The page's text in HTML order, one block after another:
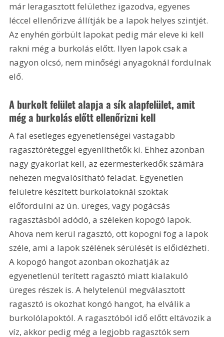
már leragasztott felülethez igazodva, egyenes
léccel ellenőrizve állítják be a lapok helyes szintjét.
Az enyhén görbült lapokat pedig már eleve ki kell
rakni még a burkolás előtt. Ilyen lapok csak a
nagyon olcsó, nem minőségi anyagoknál fordulnak
elő.
A burkolt felület alapja a sík alapfelület, amit
még a burkolás előtt ellenőrizni kell
A fal esetleges egyenetlenségei vastagabb
ragasztóréteggel egyenlíthetők ki. Ehhez azonban
nagy gyakorlat kell, az ezermesterkedők számára
nehezen megvalósítható feladat. Egyenetlen
felületre készített burkolatoknál szoktak
előfordulni az ún. üreges, vagy pogácsás
ragasztásból adódó, a széleken kopogó lapok.
Ahova nem kerül ragasztó, ott kopogni fog a lapok
széle, ami a lapok szélének sérülését is előidézheti.
A kopogó hangot azonban okozhatják az
egyenetlenül terített ragasztó miatt kialakuló
üreges részek is. A helytelenül megválasztott
ragasztó is okozhat kongó hangot, ha elválik a
burkolólapoktól. A ragasztóból idő előtt eltávozik a
víz, akkor pedig még a legjobb ragasztók sem